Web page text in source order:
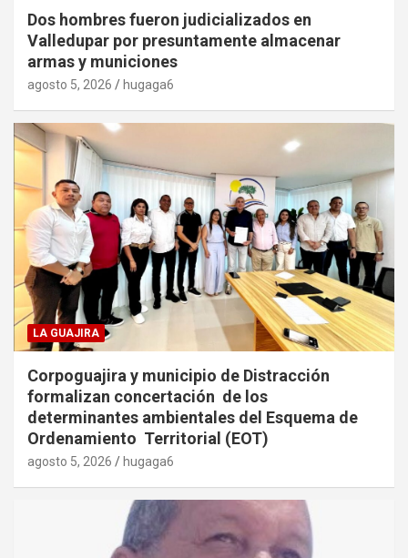
Dos hombres fueron judicializados en
Valledupar por presuntamente almacenar
armas y municiones
agosto 5, 2026 hugaga6
LA GUAJIRA
Corpoguajira y municipio de Distracción
formalizan concertación de los
determinantes ambientales del Esquema de
Ordenamiento Territorial (EOT)
agosto 5, 2026 hugaga6